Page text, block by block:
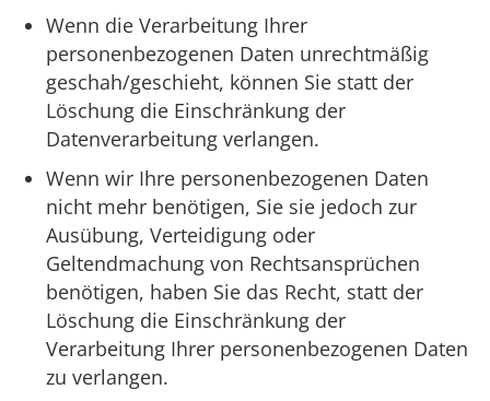
Wenn die Verarbeitung Ihrer
personenbezogenen Daten unrechtmäßig
geschah/geschieht, können Sie statt der
Löschung die Einschränkung der
Datenverarbeitung verlangen.
Wenn wir Ihre personenbezogenen Daten
nicht mehr benötigen, Sie sie jedoch zur
Ausübung, Verteidigung oder
Geltendmachung von Rechtsansprüchen
benötigen, haben Sie das Recht, statt der
Löschung die Einschränkung der
Verarbeitung Ihrer personenbezogenen Daten
zu verlangen.